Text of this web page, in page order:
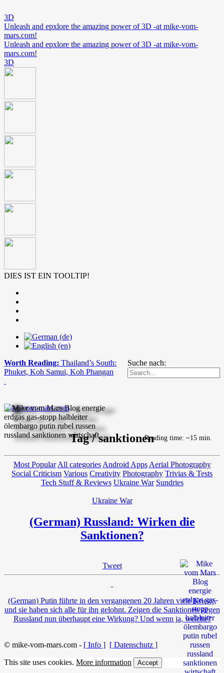
3D
Unleash and epxlore the amazing power of 3D -at mike-vom-
mars.com!
Unleash and epxlore the amazing power of 3D -at mike-vom-
mars.com!
3D
DIES IST EIN TOOLTIP!
Suche nach:
Worth Reading: Thailand’s South:
Phuket, Koh Samui, Koh Phangan
mike-vom-mars.com
Tag / sanktionen
Most Popular All categories Android Apps Aerial Photography
Social Criticism Various Creativity Photography Trivias & Tests
Tech Stuff & Reviews Ukraine War Sundries
Ukraine War
(German) Russland: Wirken die
Sanktionen?
Tweet
Reading time: ~15 min.
(German) Putin führte in den vergangenen 20 Jahren viele Kriege,
und sie haben sich alle für ihn gelohnt. Zeigen die Sanktionen gegen
Russland nun überhaupt eine Wirkung? Und wenn ja, welche?
© mike-vom-mars.com - [ Info ] [ Datenschutz ]
This site uses cookies. More information Accept